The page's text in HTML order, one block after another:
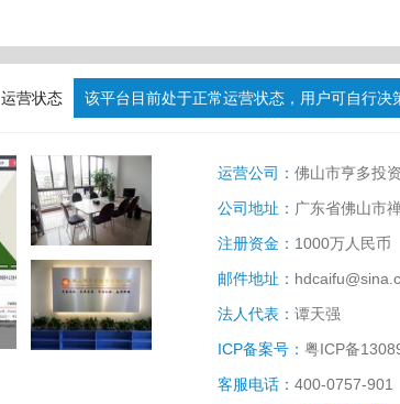
运营状态 该平台目前处于正常运营状态，用户可自行决
运营公司： 佛山市亨多投
公司地址： 广东省佛山市
注册资金： 1000万人民币
邮件地址：
法人代表： 谭天强
ICP备案号： 粤ICP备
客服电话： 400-0757-901